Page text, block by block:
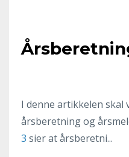
I denne artikkelen skal
årsberetning og
3 sier at årsberetni...